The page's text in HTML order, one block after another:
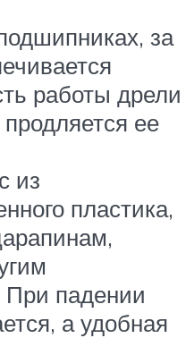
за
работы дрели
ее
из
пластика,
падении
а удобная